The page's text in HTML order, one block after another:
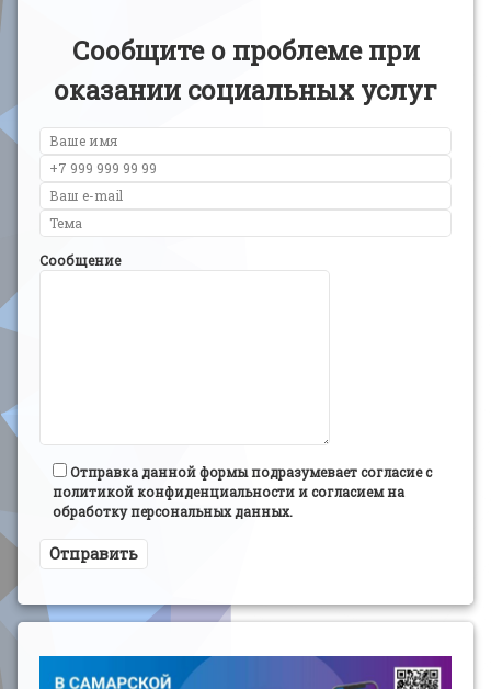
Сообщите о проблеме при
оказании социальных услуг
Сообщение
Отправка данной формы подразумевает согласие с
политикой конфиденциальности и согласием на
обработку персональных данных.